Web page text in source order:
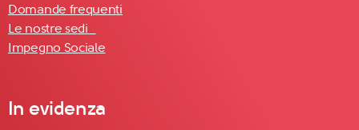
Domande frequenti
Le nostre sedi
Impegno Sociale
In evidenza